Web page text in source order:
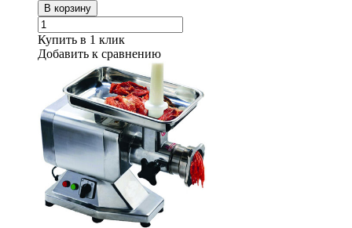
В корзину
Купить в 1 клик
Добавить к сравнению